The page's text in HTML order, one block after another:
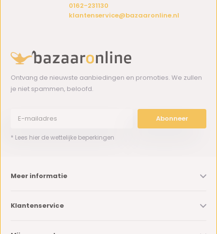
0162-231130
klantenservice@bazaaronline.nl
Ontvang de nieuwste aanbiedingen en promoties. We zullen
je niet spammen, beloofd.
Abonneer
* Lees hier de wettelijke beperkingen
Meer informatie
Klantenservice